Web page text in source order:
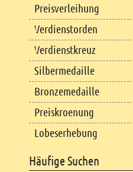
Preisverleihung
Verdienstorden
Verdienstkreuz
Silbermedaille
Bronzemedaille
Preiskroenung
Lobeserhebung
Häufige Suchen